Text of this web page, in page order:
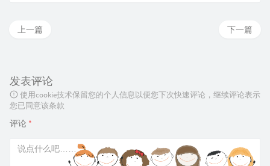
下一篇
上一篇
发表评论
使用cookie技术保留您的个人信息以便您下次快速评论，继续评论表示
您已同意该条款
评论 *